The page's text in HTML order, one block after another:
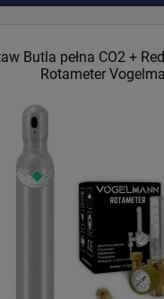
Butla pełna CO2 +
Rotameter